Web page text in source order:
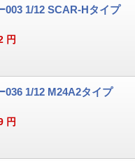
003 1/12 SCAR-Hタイプ
円
036 1/12 M24A2タイプ
円